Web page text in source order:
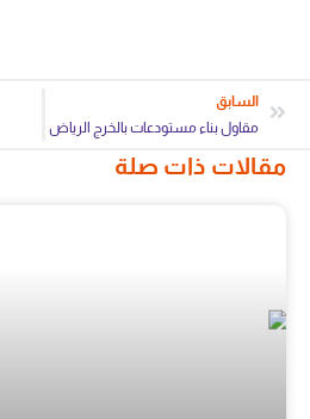
السابق
مقاول بناء مستودعات بالخرج الرياض
مقالات ذات صلة